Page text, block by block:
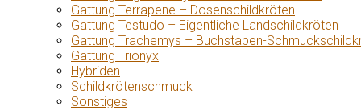
Gattung Terrapene – Dosenschildkröten
Gattung Testudo – Eigentliche Landschildkröten
Gattung Trachemys – Buchstaben-
Gattung Trionyx
Hybriden
Schildkrötenschmuck
Sonstiges